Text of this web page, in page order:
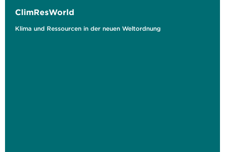
ClimResWorld
Klima und Ressourcen in der neuen Weltordnung